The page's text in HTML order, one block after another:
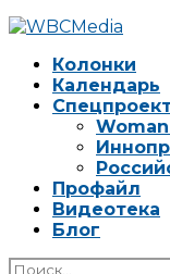
Колонки
Календарь
Профайл
Видеотека
Блог